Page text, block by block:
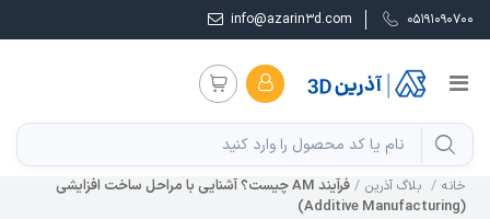
05191090700
info@azarin3d.com
خانه بلاگ آذرین
فرآیند AM چیست؟ آشنایی با مراحل ساخت افزایشی
(Additive Manufacturing)